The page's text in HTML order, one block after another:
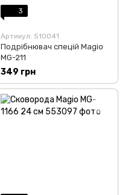
3
Артикул: 510041
Подрібнювач спецій Magio
MG-211
349 грн